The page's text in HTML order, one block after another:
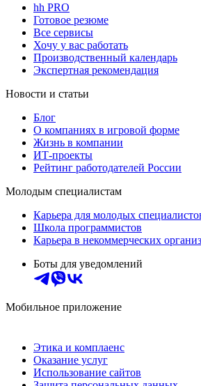
hh PRO
Готовое резюме
Все сервисы
Хочу у вас работать
Производственный календарь
Экспертная рекомендация
Новости и статьи
Блог
О компаниях в игровой форме
Жизнь в компании
ИТ-проекты
Рейтинг работодателей России
Молодым специалистам
Карьера для молодых
Школа программистов
Карьера в некоммерческих
Боты для уведомлений
Мобильное приложение
Этика и комплаенс
Оказание услуг
Использование сайтов